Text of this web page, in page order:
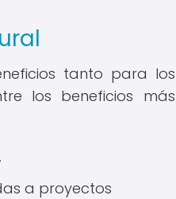
tanto para los
los beneficios más
a proyectos